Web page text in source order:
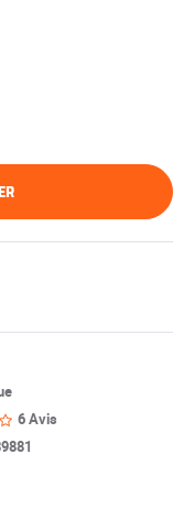
6 Avis